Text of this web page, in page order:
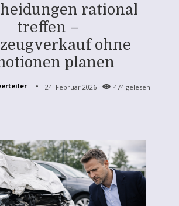
rational
treffen –
ohne
planen
24. Februar 2026 474gelesen